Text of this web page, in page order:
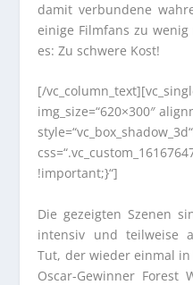
damit verbundene
einige Filmfans zu
es: Zu schwere Kost!
[/
img_size=“620×300″
!important;}“]
Die gezeigten Szenen
intensiv und teilweise
Tut, der wieder einmal
Oscar-Gewinner